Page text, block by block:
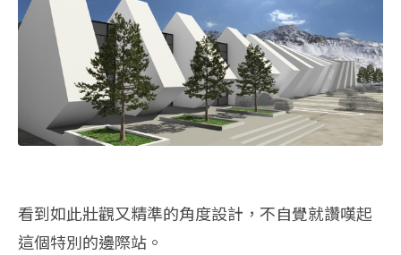
看到如此壯觀又精準的角度設計，不自覺就讚嘆起
這個特別的邊際站。